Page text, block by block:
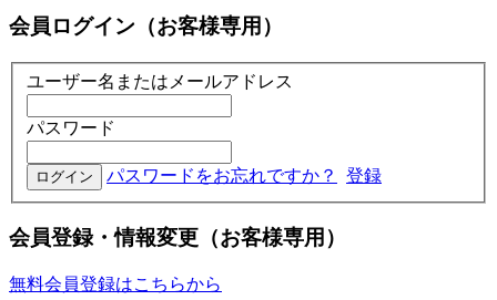
会員ログイン（お客様専用）
ユーザー名またはメールアドレス
パスワード
パスワードをお忘れですか？ 登録
会員登録・情報変更（お客様専用）
無料会員登録はこちらから